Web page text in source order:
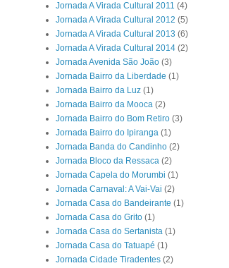
Jornada A Virada Cultural 2011 (4)
Jornada A Virada Cultural 2012 (5)
Jornada A Virada Cultural 2013 (6)
Jornada A Virada Cultural 2014 (2)
Jornada Avenida São João (3)
Jornada Bairro da Liberdade (1)
Jornada Bairro da Luz (1)
Jornada Bairro da Mooca (2)
Jornada Bairro do Bom Retiro (3)
Jornada Bairro do Ipiranga (1)
Jornada Banda do Candinho (2)
Jornada Bloco da Ressaca (2)
Jornada Capela do Morumbi (1)
Jornada Carnaval: A Vai-Vai (2)
Jornada Casa do Bandeirante (1)
Jornada Casa do Grito (1)
Jornada Casa do Sertanista (1)
Jornada Casa do Tatuapé (1)
Jornada Cidade Tiradentes (2)